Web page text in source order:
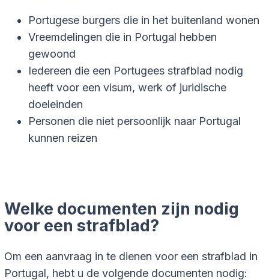
Portugese burgers die in het buitenland wonen
Vreemdelingen die in Portugal hebben
gewoond
Iedereen die een Portugees strafblad nodig
heeft voor een visum, werk of juridische
doeleinden
Personen die niet persoonlijk naar Portugal
kunnen reizen
Welke documenten zijn nodig
voor een strafblad?
Om een aanvraag in te dienen voor een strafblad in
Portugal, hebt u de volgende documenten nodig: